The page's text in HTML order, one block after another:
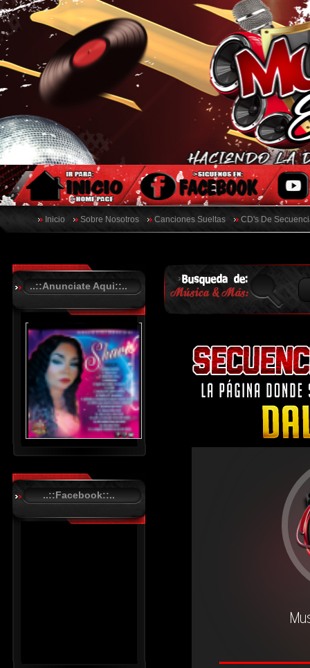
Inicio Sobre Nosotros Canciones Sueltas CD's De
..::Anunciate Aqui::..
..::Facebook::..